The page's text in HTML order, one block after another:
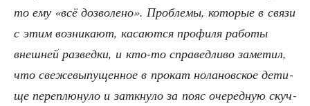
то ему «всё доз­во­ле­но». Про­бле­мы, кото­рые в свя­зи
с этим воз­ни­ка­ют, каса­ют­ся про­фи­ля рабо­ты
внеш­ней раз­вед­ки, и кто-то спра­вед­ли­во заме­тил,
что све­же­вы­пу­щен­ное в про­кат нола­нов­ское дети­
ще пере­плю­ну­ло и заткну­ло за пояс оче­ред­ную скуч­